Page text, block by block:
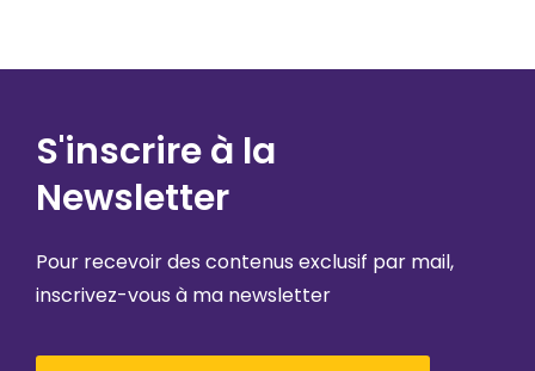
S'inscrire à la
Newsletter
Pour recevoir des contenus exclusif par mail,
inscrivez-vous à ma newsletter